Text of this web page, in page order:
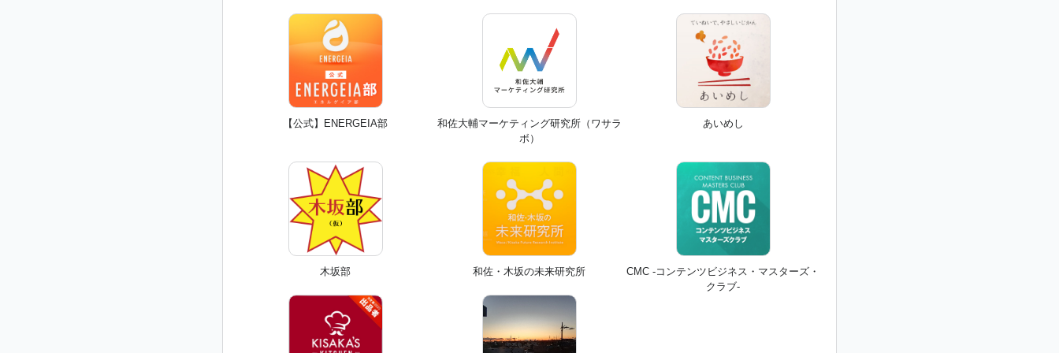
【公式】ENERGEIA部
和佐大輔マーケティング研究所（ワサラ
ボ）
あいめし
木坂部 和佐・木坂の未来研究所
CMC -コンテンツビジネス・マスターズ・
クラブ-